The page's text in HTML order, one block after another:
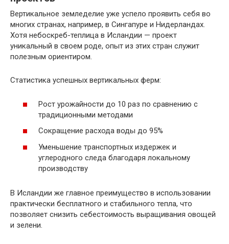
Вертикальное земледелие уже успело проявить себя во
многих странах, например, в Сингапуре и Нидерландах.
Хотя небоскреб-теплица в Исландии — проект
уникальный в своем роде, опыт из этих стран служит
полезным ориентиром.
Статистика успешных вертикальных ферм:
Рост урожайности до 10 раз по сравнению с
традиционными методами
Сокращение расхода воды до 95%
Уменьшение транспортных издержек и
углеродного следа благодаря локальному
производству
В Исландии же главное преимущество в использовании
практически бесплатного и стабильного тепла, что
позволяет снизить себестоимость выращивания овощей
и зелени.